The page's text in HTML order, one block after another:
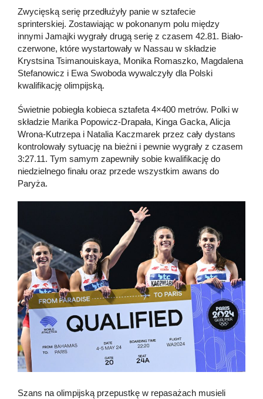
Zwycięską serię przedłużyły panie w sztafecie
sprinterskiej. Zostawiając w pokonanym polu między
innymi Jamajki wygrały drugą serię z czasem 42.81. Biało-
czerwone, które wystartowały w Nassau w składzie
Krystsina Tsimanouiskaya, Monika Romaszko, Magdalena
Stefanowicz i Ewa Swoboda wywalczyły dla Polski
kwalifikację olimpijską.
Świetnie pobiegła kobieca sztafeta 4×400 metrów. Polki w
składzie Marika Popowicz-Drapała, Kinga Gacka, Alicja
Wrona-Kutrzepa i Natalia Kaczmarek przez cały dystans
kontrolowały sytuację na bieżni i pewnie wygrały z czasem
3:27.11. Tym samym zapewniły sobie kwalifikację do
niedzielnego finału oraz przede wszystkim awans do
Paryża.
Szans na olimpijską przepustkę w repasażach musieli